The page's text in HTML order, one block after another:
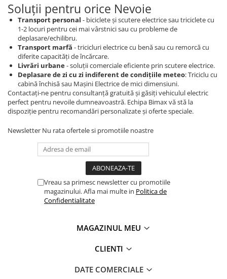
Accesorii Trotinete
Produse Resigilate
BMS-uri
Scule si intretinere
Promotiile Lunii
Resigilate
Piese Triciclete Universale
Suspensii Triciclu Electric
Baterie Tricicleta Electrica
Ulei Diferential Triciclu Electric
Comenzi Ghidon Triciclu Electric
Incarcator Triciclu Electric
Cauciuc Tricicleta Electrica
Controller Tricicleta Electrica
Acceleratie Triciclu Electric
Soluții pentru orice Nevoie
Transport personal - biciclete și scutere electrice sau triciclete cu
1-2 locuri pentru cei mai vârstnici sau cu probleme de
deplasare/echilibru.
Transport marfă - tricicluri electrice cu benă sau cu remorcă cu
diferite capacități de încărcare.
Livrări urbane- soluții comerciale eficiente prin scutere electrice.
Deplasare de zi cu zi indiferent de condițiile meteo: Triciclu cu
cabină închisă sau Mașini Electrice de mici dimensiuni.
Contactați-ne pentru consultanță gratuită și găsiți vehiculul electric
perfect pentru nevoile dumneavoastră. Echipa Bimax vă stă la
dispoziție pentru recomandări personalizate și oferte speciale.
Newsletter Nu rata ofertele si promotiile noastre
Vreau sa primesc newsletter cu promotiile
magazinului. Afla mai multe in Politica de
Confidentialitate
MAGAZINUL MEU
CLIENTI
DATE COMERCIALE